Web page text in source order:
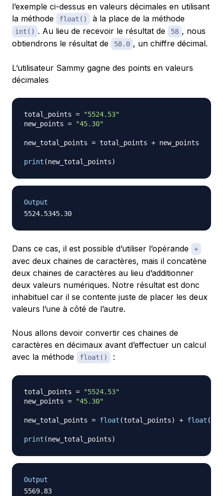
l’exemple ci-dessus en valeurs décimales en utilisant
la méthode
float() à la place de la méthode
int() . Au lieu de recevoir le résultat de 58 , nous
obtiendrons le résultat de
58.0 , un chiffre décimal.
L’utilisateur Sammy gagne des points en valeurs
décimales
total_points =
"5524.53"
new_points = "45.30"
new_total_points = total_points + new_points
print (new_total_points)
Output
Dans ce cas, il est possible d’utiliser l’opérande +
avec deux chaines de caractères, mais il concatène
deux chaines de caractères au lieu d’additionner
deux valeurs numériques. Notre résultat est donc
inhabituel car il se contente juste de placer les deux
valeurs l’une à côté de l’autre.
Nous allons devoir convertir ces chaines de
caractères en décimaux avant d’effectuer un calcul
avec la méthode
float() :
total_points =
"5524.53"
new_points = "45.30"
new_total_points = float (total_points) + float (
print (new_total_points)
Output